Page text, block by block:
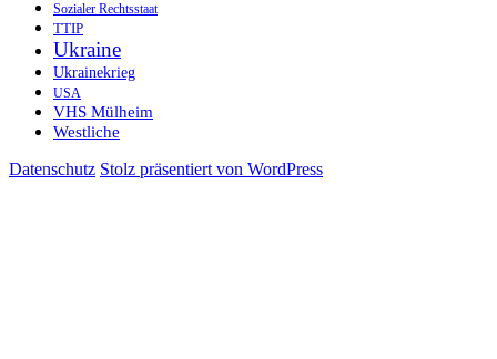
Sozialer Rechtsstaat
TTIP
Ukraine
Ukrainekrieg
USA
VHS Mülheim
Westliche
Datenschutz Stolz präsentiert von WordPress